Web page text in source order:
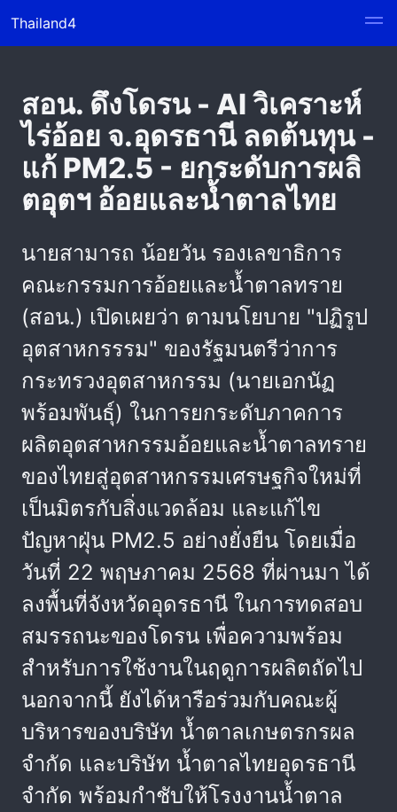
Thailand4
สอน. ดึงโดรน - AI วิเคราะห์
ไร่อ้อย จ.อุดรธานี ลดต้นทุน -
แก้ PM2.5 - ยกระดับการผลิ
ตอุตฯ อ้อยและน้ำตาลไทย
นายสามารถ น้อยวัน รองเลขาธิการ
คณะกรรมการอ้อยและน้ำตาลทราย
(สอน.) เปิดเผยว่า ตามนโยบาย "ปฏิรูป
อุตสาหกรรรม" ของรัฐมนตรีว่าการ
กระทรวงอุตสาหกรรม (นายเอกนัฏ
พร้อมพันธุ์) ในการยกระดับภาคการ
ผลิตอุตสาหกรรมอ้อยและน้ำตาลทราย
ของไทยสู่อุตสาหกรรมเศรษฐกิจใหม่ที่
เป็นมิตรกับสิ่งแวดล้อม และแก้ไข
ปัญหาฝุ่น PM2.5 อย่างยั่งยืน โดยเมื่อ
วันที่ 22 พฤษภาคม 2568 ที่ผ่านมา ได้
ลงพื้นที่จังหวัดอุดรธานี ในการทดสอบ
สมรรถนะของโดรน เพื่อความพร้อม
สำหรับการใช้งานในฤดูการผลิตถัดไป
นอกจากนี้ ยังได้หารือร่วมกับคณะผู้
บริหารของบริษัท น้ำตาลเกษตรกรผล
จำกัด และบริษัท น้ำตาลไทยอุดรธานี
จำกัด พร้อมกำชับให้โรงงานน้ำตาล